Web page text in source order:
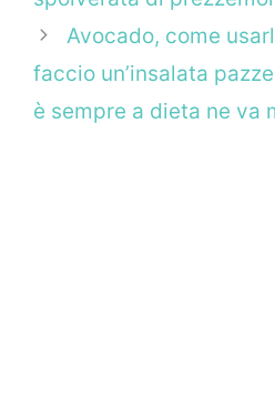
Avocado, come
faccio un’insalata
è sempre a dieta ne va